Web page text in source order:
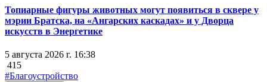
Топиарные фигуры животных могут появиться в сквере у
мэрии Братска, на «Ангарских каскадах» и у Дворца
искусств в Энергетике
5 августа 2026 г. 16:38
415
#Благоустройство